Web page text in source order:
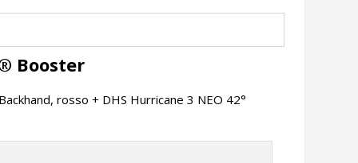
Booster
rosso + DHS Hurricane 3 NEO 42°